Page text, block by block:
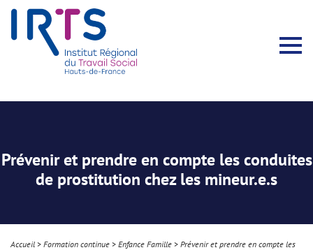
Prévenir et prendre en compte les conduites
de prostitution chez les mineur.e.s
Accueil > Formation continue > Enfance Famille > Prévenir et prendre en compte les